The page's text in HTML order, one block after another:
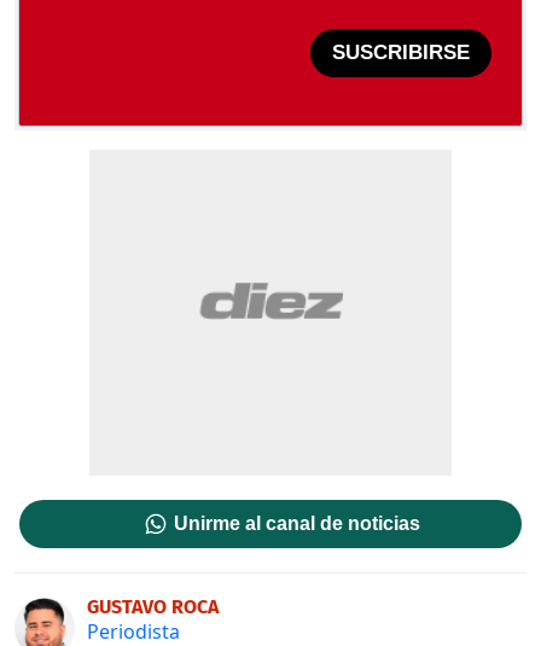
SUSCRIBIRSE
Unirme al canal de noticias
GUSTAVO ROCA
Periodista